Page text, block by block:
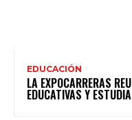
EDUCACIÓN
LA EXPOCARRERAS
EDUCATIVAS Y